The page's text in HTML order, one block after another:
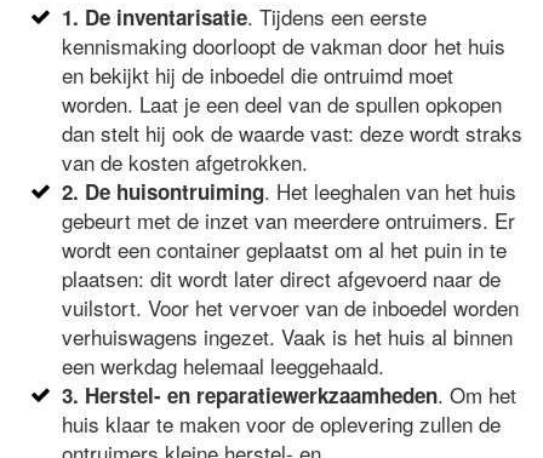
1. De inventarisatie. Tijdens een eerste
kennismaking doorloopt de vakman door het huis
en bekijkt hij de inboedel die ontruimd moet
worden. Laat je een deel van de spullen opkopen
dan stelt hij ook de waarde vast: deze wordt straks
van de kosten afgetrokken.
2. De huisontruiming. Het leeghalen van het huis
gebeurt met de inzet van meerdere ontruimers. Er
wordt een container geplaatst om al het puin in te
plaatsen: dit wordt later direct afgevoerd naar de
vuilstort. Voor het vervoer van de inboedel worden
verhuiswagens ingezet. Vaak is het huis al binnen
een werkdag helemaal leeggehaald.
3. Herstel- en reparatiewerkzaamheden. Om het
huis klaar te maken voor de oplevering zullen de